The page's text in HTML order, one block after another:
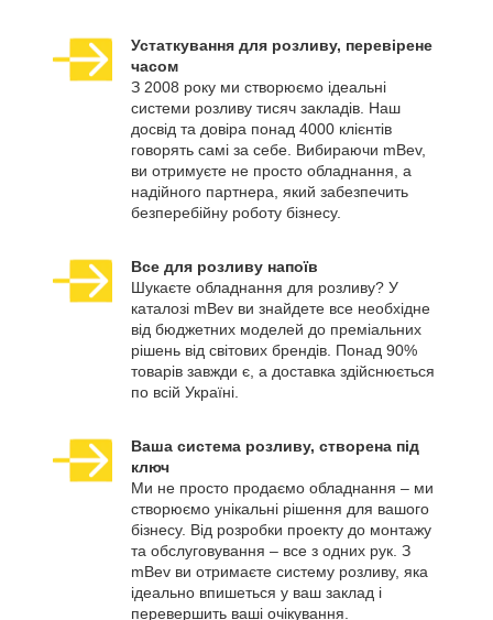
Устаткування для розливу, перевірене
часом
З 2008 року ми створюємо ідеальні
системи розливу тисяч закладів. Наш
досвід та довіра понад 4000 клієнтів
говорять самі за себе. Вибираючи mBev,
ви отримуєте не просто обладнання, а
надійного партнера, який забезпечить
безперебійну роботу бізнесу.
Все для розливу напоїв
Шукаєте обладнання для розливу? У
каталозі mBev ви знайдете все необхідне
від бюджетних моделей до преміальних
рішень від світових брендів. Понад 90%
товарів завжди є, а доставка здійснюється
по всій Україні.
Ваша система розливу, створена під
ключ
Ми не просто продаємо обладнання – ми
створюємо унікальні рішення для вашого
бізнесу. Від розробки проекту до монтажу
та обслуговування – все з одних рук. З
mBev ви отримаєте систему розливу, яка
ідеально впишеться у ваш заклад і
перевершить ваші очікування.